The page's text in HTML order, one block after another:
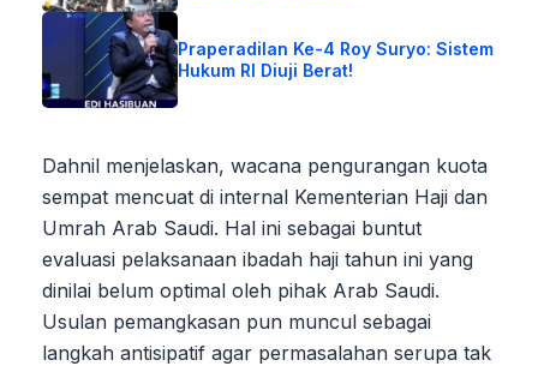
Praperadilan Ke-4 Roy Suryo: Sistem
Hukum RI Diuji Berat!
Dahnil menjelaskan, wacana pengurangan kuota
sempat mencuat di internal Kementerian Haji dan
Umrah Arab Saudi. Hal ini sebagai buntut
evaluasi pelaksanaan ibadah haji tahun ini yang
dinilai belum optimal oleh pihak Arab Saudi.
Usulan pemangkasan pun muncul sebagai
langkah antisipatif agar permasalahan serupa tak